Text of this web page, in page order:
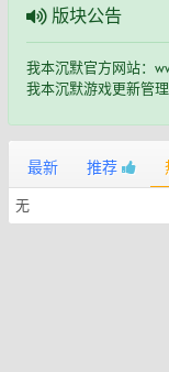
版块公告
我本沉默官方网站：
我本沉默游戏更新管
最新 推荐
无